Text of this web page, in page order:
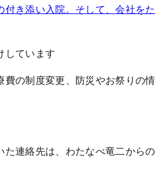
き添い入院。そして、会社を
しています
の制度変更、防災やお祭りの
連絡先は、わたなべ竜二から